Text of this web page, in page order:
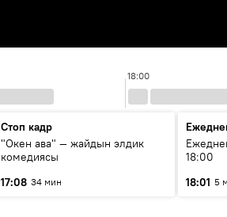
18:00
Стоп кадр
"Окен ава" — жайдын элдик
комедиясы
17:08 34 мин
18:00
18:01 5